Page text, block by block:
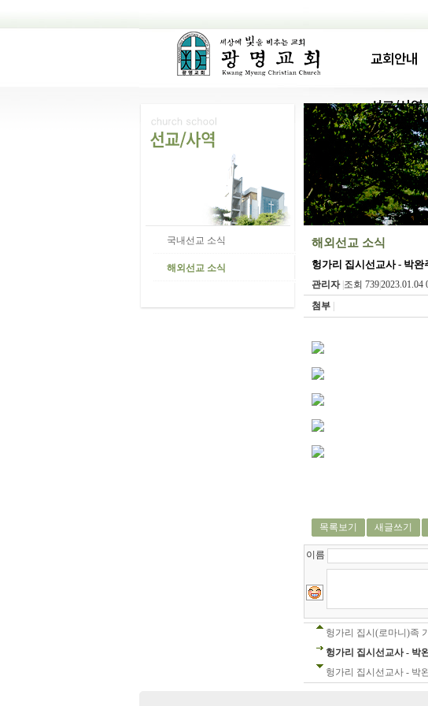
교회안내
선교/사역
국내선교 소식
해외선교 소식
해외선교 소식
헝가리 집시선교사 - 박완
관리자 조회 7392023.01.04
첨부
목록보기
새글쓰기
이름
헝가리 집시(로마니)족
헝가리 집시선교사 - 박
헝가리 집시선교사 - 박